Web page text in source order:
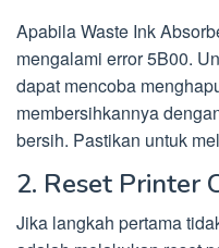
Apabila Waste Ink
mengalami error 5B00.
dapat mencoba
membersihkannya
bersih. Pastikan untuk
2. Reset Printer
Jika langkah pertama